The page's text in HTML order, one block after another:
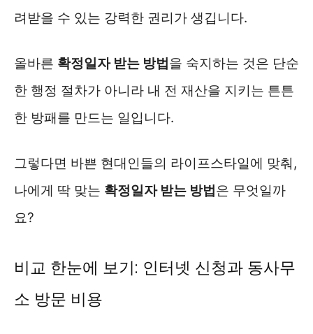
려받을 수 있는 강력한 권리가 생깁니다.
올바른 확정일자 받는 방법 을 숙지하는 것은 단순
한 행정 절차가 아니라 내 전 재산을 지키는 튼튼
한 방패를 만드는 일입니다.
그렇다면 바쁜 현대인들의 라이프스타일에 맞춰,
나에게 딱 맞는 확정일자 받는 방법 은 무엇일까
요?
비교 한눈에 보기: 인터넷 신청과 동사무
소 방문 비용